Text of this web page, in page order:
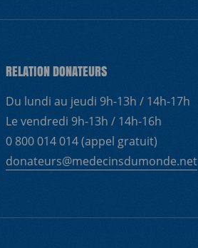
RELATION DONATEURS
Du lundi au jeudi 9h-13h / 14h-17h
Le vendredi 9h-13h / 14h-16h
0 800 014 014 (appel gratuit)
donateurs@medecinsdumonde.net
S'INSCRIRE